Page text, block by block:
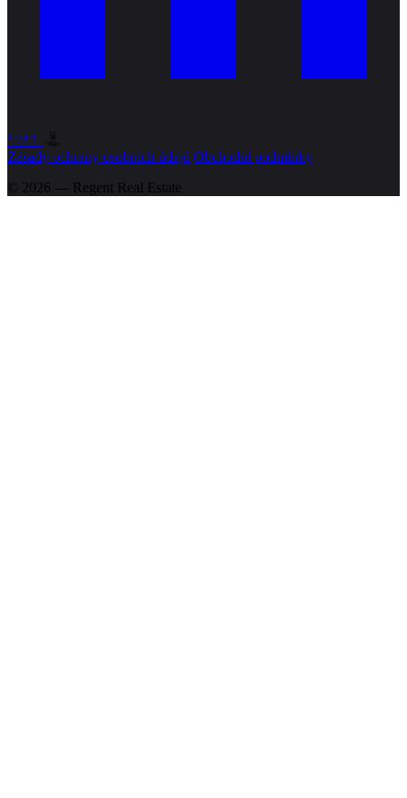
Zásady ochrany osobních údajů Obchodní podmínky
© 2026 — Regent Real Estate